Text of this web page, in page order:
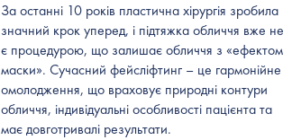
За останні 10 років пластична хірургія зробила
значний крок уперед, і підтяжка обличчя вже не
є процедурою, що залишає обличчя з «ефектом
маски». Сучасний фейсліфтинг – це гармонійне
омолодження, що враховує природні контури
обличчя, індивідуальні особливості пацієнта та
має довготривалі результати.